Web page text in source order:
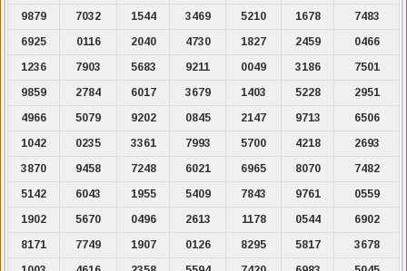
9879
7032 1544 3469 5210 1678
7483
6925
0116 2040 4730 1827 2459
0466
1236
7903 5683 9211 0049 3186
7501
9859
2784 6017 3679 1403 5228
2951
4966
5079 9202 0845 2147 9713
6506
1042
0235 3361 7993 5700 4218
2693
3870
9458 7248 6021 6965 8070
7482
5142
6043 1955 5409 7843 9761
0559
1902
5670 0496 2613 1178 0544
6902
8171
7749 1907 0126 8295 5817
3678